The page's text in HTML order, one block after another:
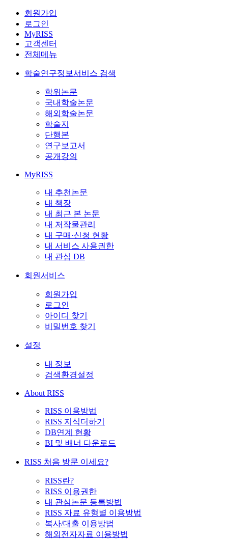
회원가입
로그인
MyRISS
고객센터
전체메뉴
학술연구정보서비스 검색
학위논문
국내학술논문
해외학술논문
학술지
단행본
연구보고서
공개강의
MyRISS
내 추천논문
내 책장
내 최근 본 논문
내 저작물관리
내 구매·신청 현황
내 서비스 사용권한
내 관심 DB
회원서비스
회원가입
로그인
아이디 찾기
비밀번호 찾기
설정
내 정보
검색환경설정
About RISS
RISS 이용방법
RISS 지식더하기
DB연계 현황
BI 및 배너 다운로드
RISS 처음 방문 이세요?
RISS란?
RISS 이용권한
내 관심논문 등록방법
RISS 자료 유형별 이용방법
복사/대출 이용방법
해외전자자료 이용방법